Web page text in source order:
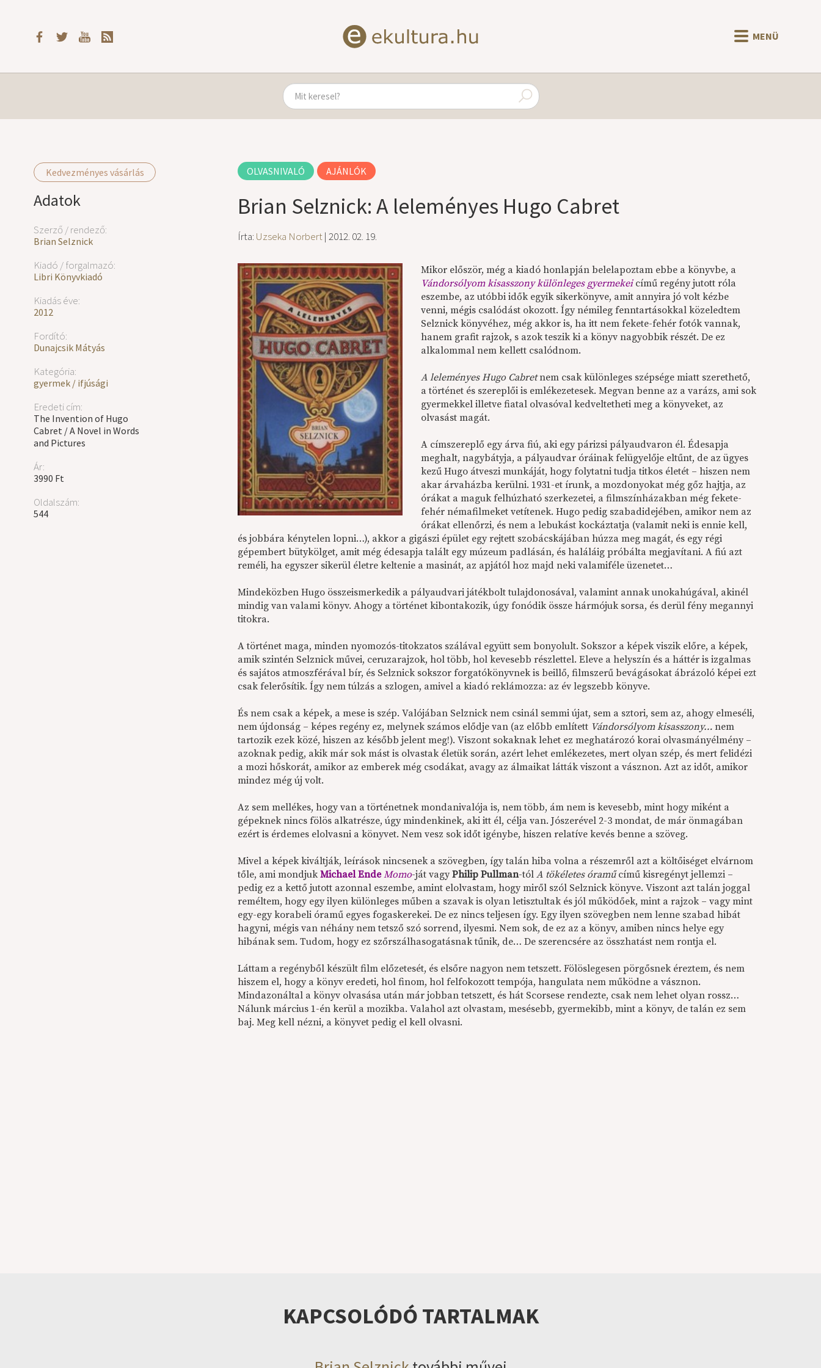
MENÜ
Kedvezményes vásárlás
Adatok
Szerző / rendező:
Brian Selznick
Kiadó / forgalmazó:
Libri Könyvkiadó
Kiadás éve:
2012
Fordító:
Dunajcsik Mátyás
Kategória:
gyermek / ifjúsági
Eredeti cím:
The Invention of Hugo
Cabret / A Novel in Words
and Pictures
Ár:
3990 Ft
Oldalszám:
544
OLVASNIVALÓ AJÁNLÓK
Brian Selznick: A leleményes Hugo Cabret
Írta: Uzseka Norbert| 2012. 02. 19.
Mikor először, még a kiadó honlapján belelapoztam ebbe a könyvbe, a
Vándorsólyom kisasszony különleges gyermekei című regény jutott róla
eszembe, az utóbbi idők egyik sikerkönyve, amit annyira jó volt kézbe
venni, mégis csalódást okozott. Így némileg fenntartásokkal közeledtem
Selznick könyvéhez, még akkor is, ha itt nem fekete-fehér fotók vannak,
hanem grafit rajzok, s azok teszik ki a könyv nagyobbik részét. De ez
alkalommal nem kellett csalódnom.
A leleményes Hugo Cabretnem csak különleges szépsége miatt szerethető,
a történet és szereplői is emlékezetesek. Megvan benne az a varázs, ami sok
gyermekkel illetve fiatal olvasóval kedveltetheti meg a könyveket, az
olvasást magát.
A címszereplő egy árva fiú, aki egy párizsi pályaudvaron él. Édesapja
meghalt, nagybátyja, a pályaudvar óráinak felügyelője eltűnt, de az ügyes
kezű Hugo átveszi munkáját, hogy folytatni tudja titkos életét – hiszen nem
akar árvaházba kerülni. 1931-et írunk, a mozdonyokat még gőz hajtja, az
órákat a maguk felhúzható szerkezetei, a filmszínházakban még fekete-
fehér némafilmeket vetítenek. Hugo pedig szabadidejében, amikor nem az
órákat ellenőrzi, és nem a lebukást kockáztatja (valamit neki is ennie kell,
és jobbára kénytelen lopni…), akkor a gigászi épület egy rejtett szobácskájában húzza meg magát, és egy régi
gépembert bütykölget, amit még édesapja talált egy múzeum padlásán, és haláláig próbálta megjavítani. A fiú azt
reméli, ha egyszer sikerül életre keltenie a masinát, az apjától hoz majd neki valamiféle üzenetet…
Mindeközben Hugo összeismerkedik a pályaudvari játékbolt tulajdonosával, valamint annak unokahúgával, akinél
mindig van valami könyv. Ahogy a történet kibontakozik, úgy fonódik össze hármójuk sorsa, és derül fény megannyi
titokra.
A történet maga, minden nyomozós-titokzatos szálával együtt sem bonyolult. Sokszor a képek viszik előre, a képek,
amik szintén Selznick művei, ceruzarajzok, hol több, hol kevesebb részlettel. Eleve a helyszín és a háttér is izgalmas
és sajátos atmoszférával bír, és Selznick sokszor forgatókönyvnek is beillő, filmszerű bevágásokat ábrázoló képei ezt
csak felerősítik. Így nem túlzás a szlogen, amivel a kiadó reklámozza: az év legszebb könyve.
És nem csak a képek, a mese is szép. Valójában Selznick nem csinál semmi újat, sem a sztori, sem az, ahogy elmeséli,
nem újdonság – képes regény ez, melynek számos elődje van (az előbb említett Vándorsólyom kisasszony… nem
tartozik ezek közé, hiszen az később jelent meg!). Viszont sokaknak lehet ez meghatározó korai olvasmányélmény –
azoknak pedig, akik már sok mást is olvastak életük során, azért lehet emlékezetes, mert olyan szép, és mert felidézi
a mozi hőskorát, amikor az emberek még csodákat, avagy az álmaikat látták viszont a vásznon. Azt az időt, amikor
mindez még új volt.
Az sem mellékes, hogy van a történetnek mondanivalója is, nem több, ám nem is kevesebb, mint hogy miként a
gépeknek nincs fölös alkatrésze, úgy mindenkinek, aki itt él, célja van. Jószerével 2-3 mondat, de már önmagában
ezért is érdemes elolvasni a könyvet. Nem vesz sok időt igénybe, hiszen relatíve kevés benne a szöveg.
Mivel a képek kiváltják, leírások nincsenek a szövegben, így talán hiba volna a részemről azt a költőiséget elvárnom
tőle, ami mondjukMichael Ende Momo-ját vagyPhilip Pullman-tólA tökéletes óraműcímű kisregényt jellemzi –
pedig ez a kettő jutott azonnal eszembe, amint elolvastam, hogy miről szól Selznick könyve. Viszont azt talán joggal
reméltem, hogy egy ilyen különleges műben a szavak is olyan letisztultak és jól működőek, mint a rajzok – vagy mint
egy-egy korabeli óramű egyes fogaskerekei. De ez nincs teljesen így. Egy ilyen szövegben nem lenne szabad hibát
hagyni, mégis van néhány nem tetsző szó sorrend, ilyesmi. Nem sok, de ez az a könyv, amiben nincs helye egy
hibának sem. Tudom, hogy ez szőrszálhasogatásnak tűnik, de… De szerencsére az összhatást nem rontja el.
Láttam a regényből készült film előzetesét, és elsőre nagyon nem tetszett. Fölöslegesen pörgősnek éreztem, és nem
hiszem el, hogy a könyv eredeti, hol finom, hol felfokozott tempója, hangulata nem működne a vásznon.
Mindazonáltal a könyv olvasása után már jobban tetszett, és hát Scorsese rendezte, csak nem lehet olyan rossz…
Nálunk március 1-én kerül a mozikba. Valahol azt olvastam, mesésebb, gyermekibb, mint a könyv, de talán ez sem
baj. Meg kell nézni, a könyvet pedig el kell olvasni.
KAPCSOLÓDÓ TARTALMAK